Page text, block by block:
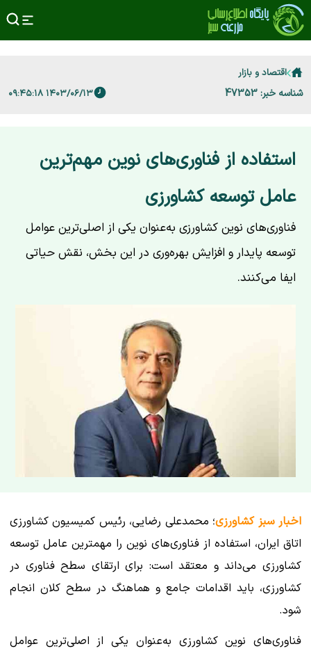
اقتصاد و بازار
شناسه خبر: 47353 ۱۴۰۳/۰۶/۱۳ ۰۹:۴۵:۱۸
استفاده از فناوری‌های نوین مهم‌ترین
عامل توسعه کشاورزی
فناوری‌های نوین کشاورزی به‌عنوان یکی از اصلی‌ترین عوامل
توسعه پایدار و افزایش بهره‌وری در این بخش، نقش حیاتی
ایفا می‌کنند.
اخبار سبز کشاورزی؛ محمدعلی رضایی، رئیس کمیسیون کشاورزی
اتاق ایران، استفاده از فناوری‌های نوین را مهمترین عامل توسعه
کشاورزی می‌داند و معتقد است: برای ارتقای سطح فناوری در
کشاورزی، باید اقدامات جامع و هماهنگ در سطح کلان انجام
شود.
فناوری‌های نوین کشاورزی به‌عنوان یکی از اصلی‌ترین عوامل